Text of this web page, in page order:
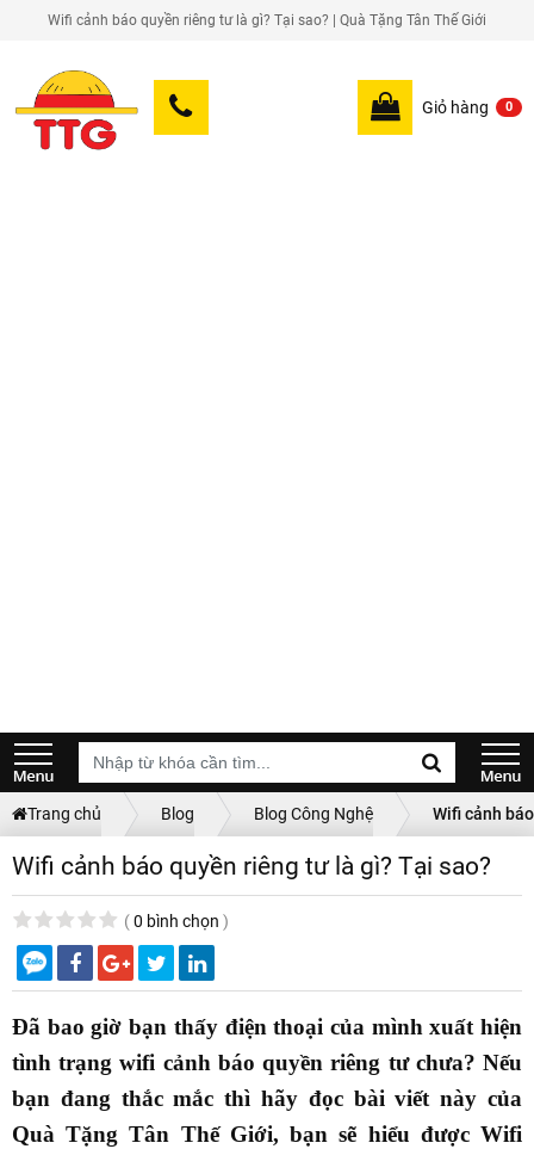
Wifi cảnh báo quyền riêng tư là gì? Tại sao? | Quà Tặng Tân Thế Giới
Giỏ hàng 0
Trang chủ Blog Blog Công Nghệ Wifi cảnh
Wifi cảnh báo quyền riêng tư là gì? Tại sao?
(0 bình chọn )
Đã bao giờ bạn thấy điện thoại của mình xuất hiện
tình trạng wifi cảnh báo quyền riêng tư chưa? Nếu
bạn đang thắc mắc thì hãy đọc bài viết này của
Quà Tặng Tân Thế Giới, bạn sẽ hiểu được Wifi